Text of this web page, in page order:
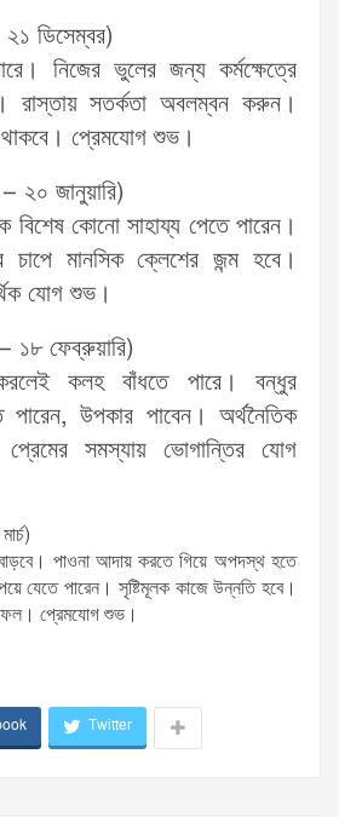
ডিসেম্বর)
নিজের ভুলের জন্য কর্মক্ষেত্রে
রাস্তায় সতর্কতা অবলম্বন করুন।
থাকবে। প্রেমযোগ শুভ।
২০ জানুয়ারি)
কোনো সাহায্য পেতে পারেন।
চাপে মানসিক ক্লেশের জন্ম হবে।
যোগ শুভ।
১৮ ফেব্রুয়ারি)
কলহ বাঁধতে পারে। বন্ধুর
পারেন, উপকার পাবেন। অর্থনৈতিক
সমস্যায় ভোগান্তির যোগ
পাওনা আদায় করতে গিয়ে অপদস্থ হতে
যেতে পারেন। সৃষ্টিমূলক কাজে উন্নতি হবে।
ফল। প্রেমযোগ শুভ।
Twitter